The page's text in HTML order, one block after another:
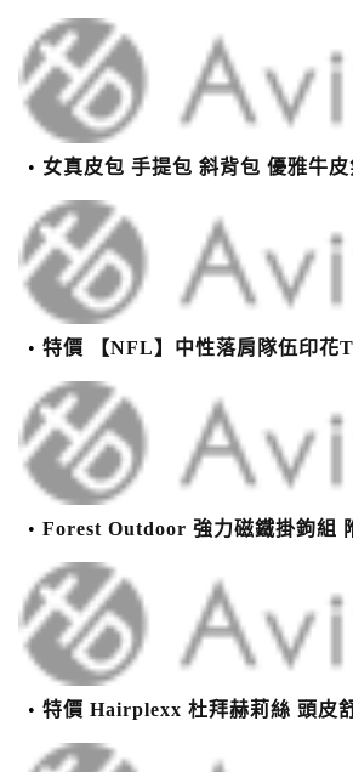
女真皮包 手提包 斜背包 優雅牛皮氣質紋理水桶包(2色)【
特價 【NFL】中性落肩隊伍印花
Forest Outdoor 強力磁鐵掛鉤組
特價 Hairplexx 杜拜赫莉絲 頭皮